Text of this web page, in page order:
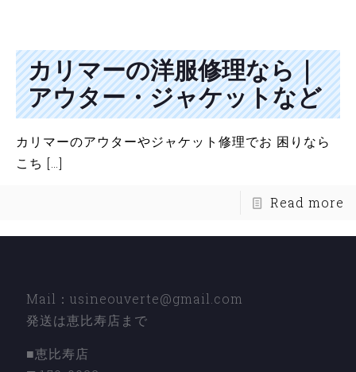
カリマーの洋服修理なら｜
アウター・ジャケットなど
カリマーのアウターやジャケット修理でお 困りなら
こち […]
Read more
Mail：usineouverte@gmail.com
発送は恵比寿店まで
■恵比寿店